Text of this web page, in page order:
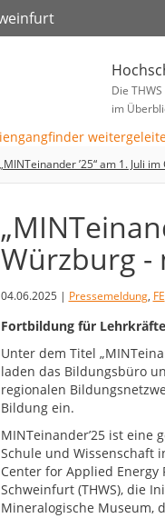
Die THWS
im
„MINTeinander ’25“ am 1. Juli
Würzburg -
04.06.2025 | Pressemeldung, FE
Fortbildung für
Unter dem Titel
laden das Bildungsbüro
regionalen
Bildung ein.
MINTeinander’25 ist eine
Schule und Wissenschaft
Center for Applied Energy
Schweinfurt (THWS), die
Mineralogische Museum,